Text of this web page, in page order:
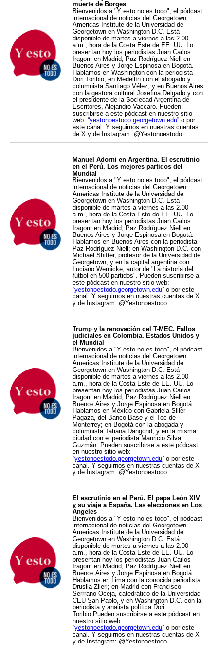
muerte de Borges
Bienvenidos a "Y esto no es todo", el pódcast
internacional de noticias del Georgetown
Americas Institute de la Universidad de
Georgetown en Washington D.C. Está
disponible de martes a viernes a las 2.00
a.m., hora de la Costa Este de EE. UU. Lo
presentan hoy los periodistas Juan Carlos
Iragorri en Madrid, Paz Rodríguez Niell en
Buenos Aires y Jorge Espinosa en Bogotá.
Hablamos en Washington con la periodista
Dori Toribio; en Medellín con el abogado y
columnista Santiago Vélez, y en Buenos Aires
con la gestora cultural Josefina Delgado y con
el presidente de la Sociedad Argentina de
Escritores, Alejandro Vaccaro. Pueden
suscribirse a este pódcast en nuestro sitio
web: “yestonoestodo.georgetown.edu” o por
este canal. Y seguirnos en nuestras cuentas
de X y de Instagram: @Yestonoestodo.
Manuel Adorni en Argentina. El escrutinio
en el Perú. Los mejores partidos del
Mundial
Bienvenidos a "Y esto no es todo", el pódcast
internacional de noticias del Georgetown
Americas Institute de la Universidad de
Georgetown en Washington D.C. Está
disponible de martes a viernes a las 2.00
a.m., hora de la Costa Este de EE. UU. Lo
presentan hoy los periodistas Juan Carlos
Iragorri en Madrid, Paz Rodríguez Niell en
Buenos Aires y Jorge Espinosa en Bogotá.
Hablamos en Buenos Aires con la periodista
Paz Rodríguez Niell; en Washington D.C. con
Michael Shifter, profesor de la Universidad de
Georgetown, y en la capital argentina con
Luciano Wernicke, autor de "La historia del
fútbol en 500 partidos". Pueden suscribirse a
este pódcast en nuestro sitio web:
“yestonoestodo.georgetown.edu” o por este
canal. Y seguirnos en nuestras cuentas de X
y de Instagram: @Yestonoestodo.
Trump y la renovación del T-MEC. Fallos
judiciales en Colombia. Estados Unidos y
el Mundial
Bienvenidos a "Y esto no es todo", el pódcast
internacional de noticias del Georgetown
Americas Institute de la Universidad de
Georgetown en Washington D.C. Está
disponible de martes a viernes a las 2.00
a.m., hora de la Costa Este de EE. UU. Lo
presentan hoy los periodistas Juan Carlos
Iragorri en Madrid, Paz Rodríguez Niell en
Buenos Aires y Jorge Espinosa en Bogotá.
Hablamos en México con Gabriela Siller
Pagaza, del Banco Base y el Tec de
Monterrey; en Bogotá con la abogada y
columnista Tatiana Dangond, y en la misma
ciudad con el periodista Mauricio Silva
Guzmán. Pueden suscribirse a este pódcast
en nuestro sitio web:
“yestonoestodo.georgetown.edu” o por este
canal. Y seguirnos en nuestras cuentas de X
y de Instagram: @Yestonoestodo.
El escrutinio en el Perú. El papa León XIV
y su viaje a España. Las elecciones en Los
Ángeles
Bienvenidos a "Y esto no es todo", el pódcast
internacional de noticias del Georgetown
Americas Institute de la Universidad de
Georgetown en Washington D.C. Está
disponible de martes a viernes a las 2.00
a.m., hora de la Costa Este de EE. UU. Lo
presentan hoy los periodistas Juan Carlos
Iragorri en Madrid, Paz Rodríguez Niell en
Buenos Aires y Jorge Espinosa en Bogotá.
Hablamos en Lima con la conocida periodista
Drusila Zileri; en Madrid con Francisco
Serrrano Oceja, catedrático de la Universidad
CEU San Pablo, y en Washington D.C. con la
periodista y analista política Dori
Toribio.Pueden suscribirse a este pódcast en
nuestro sitio web:
“yestonoestodo.georgetown.edu” o por este
canal. Y seguirnos en nuestras cuentas de X
y de Instagram: @Yestonoestodo.